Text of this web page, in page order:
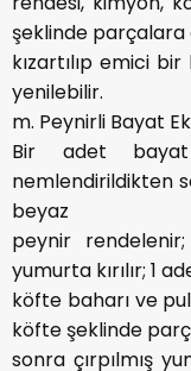
şeklinde parçalara
kızartılıp emici
yenilebilir.
m. Peynirli Bayat
Bir adet
nemlendirildikten
beyaz
peynir
yumurta kırılır; 1
köfte baharı ve
köfte şeklinde
sonra çırpılmış